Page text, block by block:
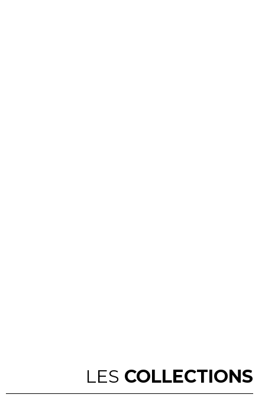
LES COLLECTIONS